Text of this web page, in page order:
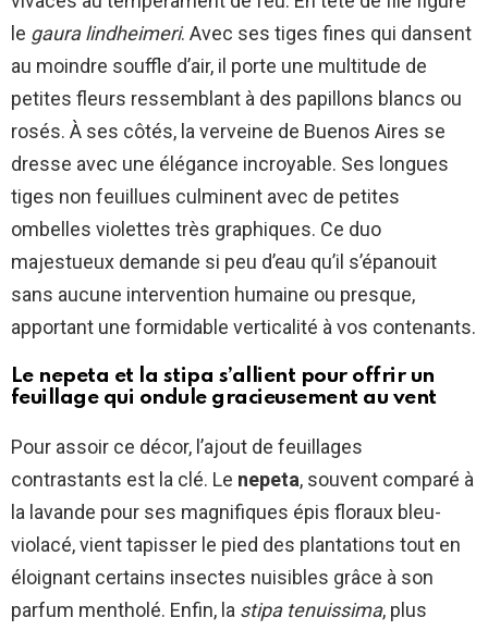
le gaura lindheimeri. Avec ses tiges fines qui dansent
au moindre souffle d’air, il porte une multitude de
petites fleurs ressemblant à des papillons blancs ou
rosés. À ses côtés, la verveine de Buenos Aires se
dresse avec une élégance incroyable. Ses longues
tiges non feuillues culminent avec de petites
ombelles violettes très graphiques. Ce duo
majestueux demande si peu d’eau qu’il s’épanouit
sans aucune intervention humaine ou presque,
apportant une formidable verticalité à vos contenants.
Le nepeta et la stipa s’allient pour offrir un
feuillage qui ondule gracieusement au vent
Pour assoir ce décor, l’ajout de feuillages
contrastants est la clé. Le nepeta, souvent comparé à
la lavande pour ses magnifiques épis floraux bleu-
violacé, vient tapisser le pied des plantations tout en
éloignant certains insectes nuisibles grâce à son
parfum mentholé. Enfin, la stipa tenuissima, plus